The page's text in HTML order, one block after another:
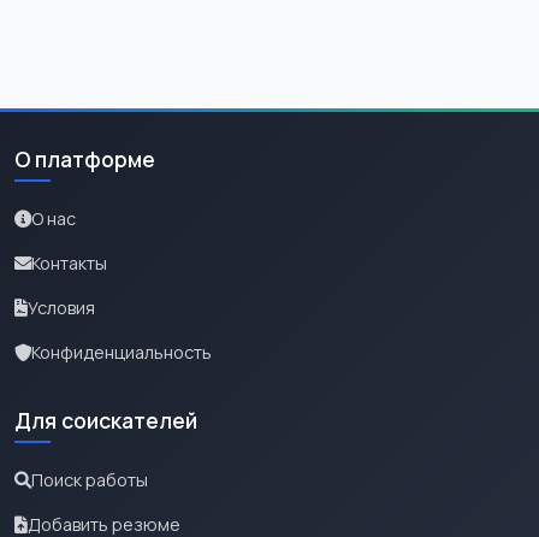
О платформе
О нас
Контакты
Условия
Конфиденциальность
Для соискателей
Поиск работы
Добавить резюме